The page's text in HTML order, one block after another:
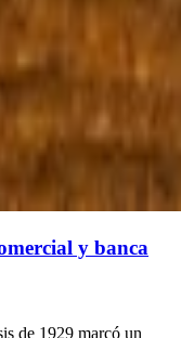
y banca
de 1929 marcó un